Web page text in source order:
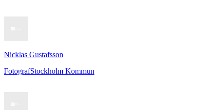
Nicklas Gustafsson
FotografStockholm Kommun